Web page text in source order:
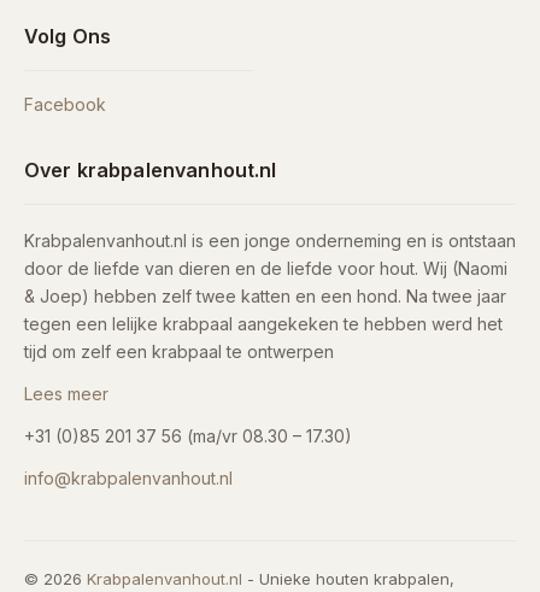
Volg Ons
Facebook
Over krabpalenvanhout.nl
Krabpalenvanhout.nl is een jonge onderneming en is ontstaan
door de liefde van dieren en de liefde voor hout. Wij (Naomi
& Joep) hebben zelf twee katten en een hond. Na twee jaar
tegen een lelijke krabpaal aangekeken te hebben werd het
tijd om zelf een krabpaal te ontwerpen
Lees meer
+31 (0)85 201 37 56 (ma/vr 08.30 – 17.30)
info@krabpalenvanhout.nl
© 2026 Krabpalenvanhout.nl - Unieke houten krabpalen,